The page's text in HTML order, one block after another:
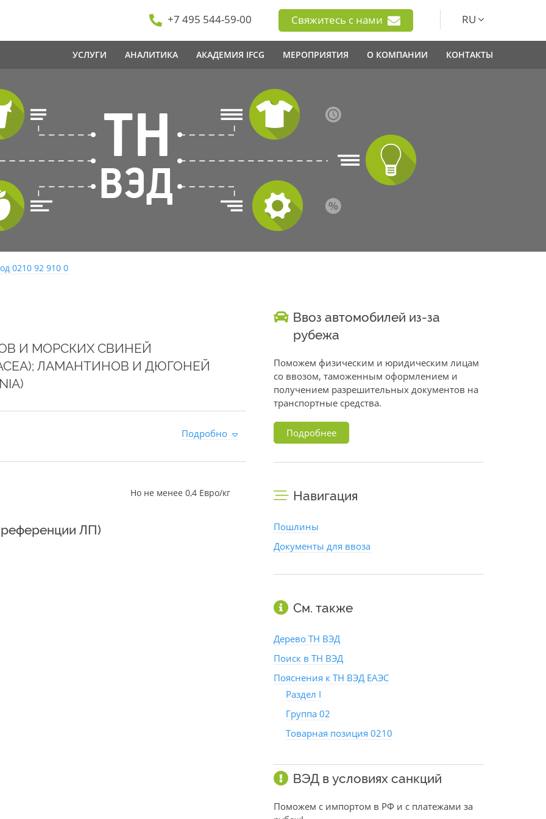
+7 495 544-59-00 Свяжитесь с нами RU
УСЛУГИ АНАЛИТИКА АКАДЕМИЯ IFCG МЕРОПРИЯТИЯ О КОМПАНИИ КОНТАКТЫ
0210 92 910 0
И МОРСКИХ СВИНЕЙ
ЛАМАНТИНОВ И ДЮГОНЕЙ
Подробно
Но не менее 0,4 Евро/кг
ЛП)
Ввоз автомобилей из-за
рубежа
Поможем физическим и юридическим лицам
со ввозом, таможенным оформлением и
получением разрешительных документов на
транспортные средства.
Подробнее
Навигация
Пошлины
Документы для ввоза
См. также
Дерево ТН ВЭД
Поиск в ТН ВЭД
Пояснения к ТН ВЭД ЕАЭС
Раздел I
Группа 02
Товарная позиция 0210
ВЭД в условиях санкций
Поможем с импортом в РФ и с платежами за